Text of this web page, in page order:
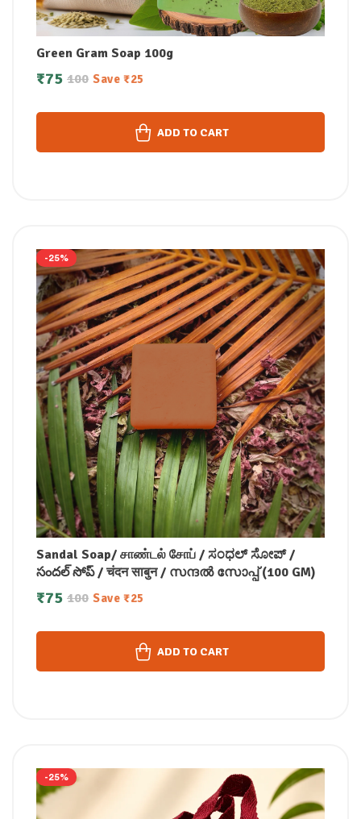
Green Gram Soap 100g
100
₹75 Save ₹25
ADD TO CART
-25%
Sandal Soap/ சாண்டல் சோப் / ಸಂಧಲ್ ಸೋಪ್ /
సందల్ సోప్ / चंदन साबुन / സന്ദൽ സോപ്പ് (100 GM)
100
₹75 Save ₹25
ADD TO CART
-25%